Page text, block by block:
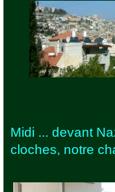
Midi ... devant
cloches, notre